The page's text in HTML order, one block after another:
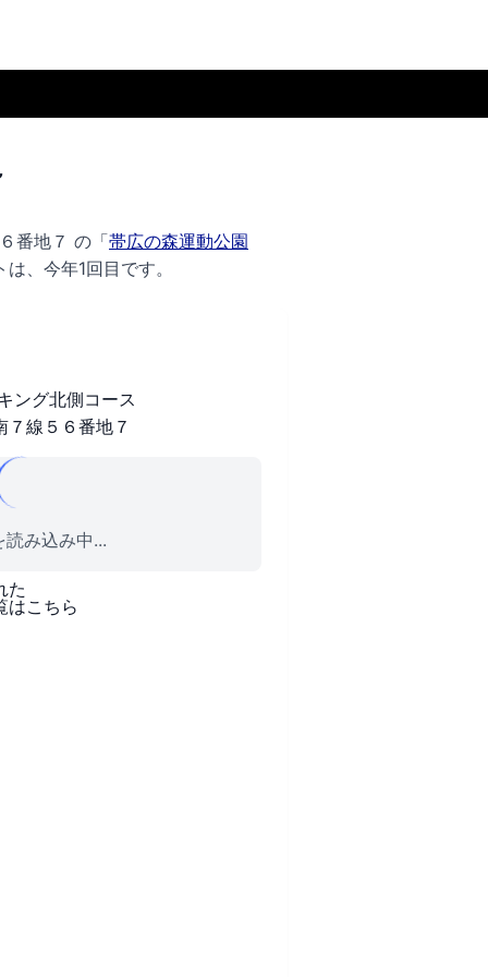
番地７ の 「帯広の森運動公園
、今年1回目です。
ング北側コース
線５６番地７
読み込み中...
た
はこちら